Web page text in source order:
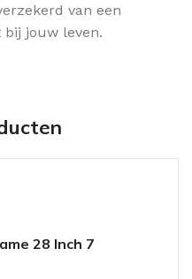
van een
jouw leven.
28 Inch 7